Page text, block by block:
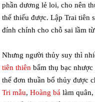
phần dương lẻ loi, cho nên
thể thiếu được. Lập Trai tiên
đính chính cho chỗ sai lầm
Nhưng người thủy suy thì
tiên thiên bẩm thụ bạc
thể đơn thuần bổ thủy được
Tri mẫu,Hoàng bá làm